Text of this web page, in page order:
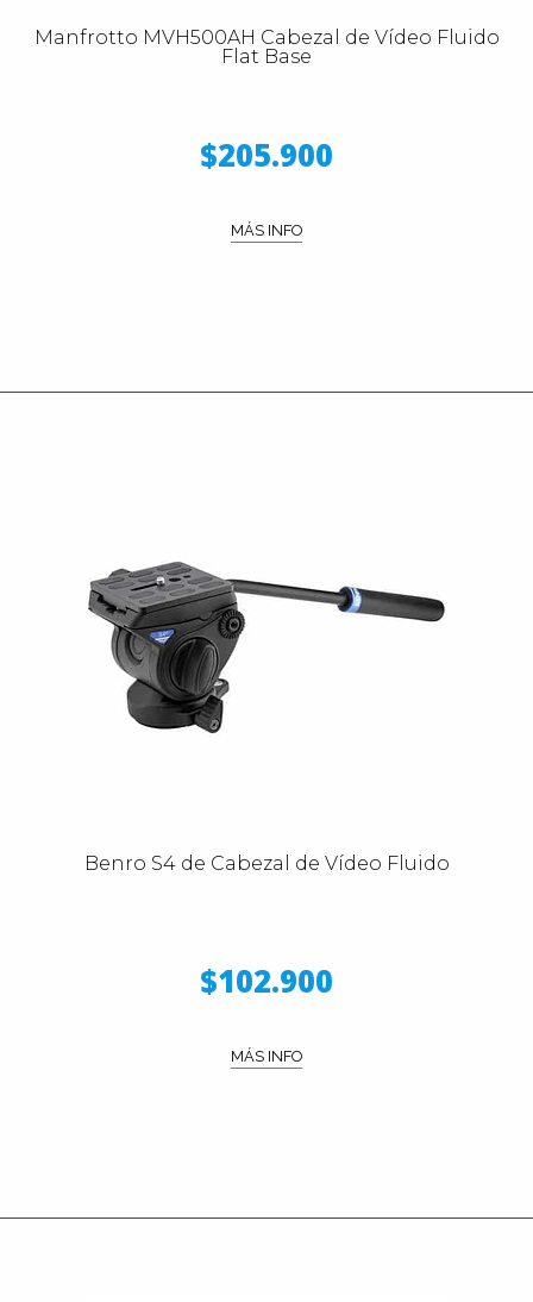
Manfrotto MVH500AH Cabezal de Vídeo Fluido
Flat Base
$205.900
MÁS INFO
Benro S4 de Cabezal de Vídeo Fluido
$102.900
MÁS INFO